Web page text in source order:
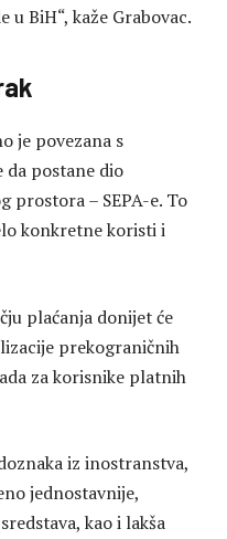
BiH“, kaže Grabovac.
je povezana s
da postane dio
prostora – SEPA-e. To
konkretne koristi i
plaćanja donijet će
prekograničnih
za korisnike platnih
iz inostranstva,
jednostavnije,
kao i lakša